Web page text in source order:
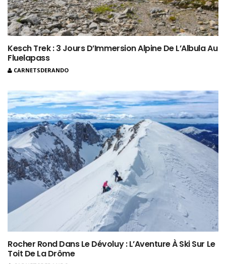
Kesch Trek : 3 Jours D’Immersion Alpine De L’Albula Au
Fluelapass
CARNETSDERANDO
Rocher Rond Dans Le Dévoluy : L’Aventure À Ski Sur Le
Toit De La Drôme